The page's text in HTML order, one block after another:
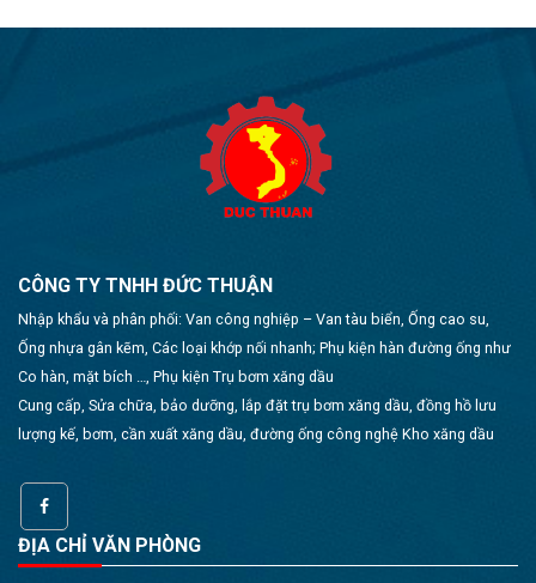
CÔNG TY TNHH ĐỨC THUẬN
Nhập khẩu và phân phối: Van công nghiệp – Van tàu biển, Ống cao su,
Ống nhựa gân kẽm, Các loại khớp nối nhanh; Phụ kiện hàn đường ống như
Co hàn, mặt bích …, Phụ kiện Trụ bơm xăng dầu
Cung cấp, Sửa chữa, bảo dưỡng, lắp đặt trụ bơm xăng dầu, đồng hồ lưu
lượng kế, bơm, cần xuất xăng dầu, đường ống công nghệ Kho xăng dầu
ĐỊA CHỈ VĂN PHÒNG